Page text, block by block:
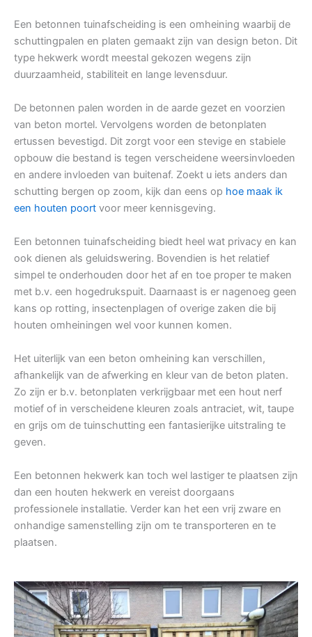
Een betonnen tuinafscheiding is een omheining waarbij de
schuttingpalen en platen gemaakt zijn van design beton. Dit
type hekwerk wordt meestal gekozen wegens zijn
duurzaamheid, stabiliteit en lange levensduur.
De betonnen palen worden in de aarde gezet en voorzien
van beton mortel. Vervolgens worden de betonplaten
ertussen bevestigd. Dit zorgt voor een stevige en stabiele
opbouw die bestand is tegen verscheidene weersinvloeden
en andere invloeden van buitenaf. Zoekt u iets anders dan
schutting bergen op zoom, kijk dan eens op hoe maak ik
een houten poort voor meer kennisgeving.
Een betonnen tuinafscheiding biedt heel wat privacy en kan
ook dienen als geluidswering. Bovendien is het relatief
simpel te onderhouden door het af en toe proper te maken
met b.v. een hogedrukspuit. Daarnaast is er nagenoeg geen
kans op rotting, insectenplagen of overige zaken die bij
houten omheiningen wel voor kunnen komen.
Het uiterlijk van een beton omheining kan verschillen,
afhankelijk van de afwerking en kleur van de beton platen.
Zo zijn er b.v. betonplaten verkrijgbaar met een hout nerf
motief of in verscheidene kleuren zoals antraciet, wit, taupe
en grijs om de tuinschutting een fantasierijke uitstraling te
geven.
Een betonnen hekwerk kan toch wel lastiger te plaatsen zijn
dan een houten hekwerk en vereist doorgaans
professionele installatie. Verder kan het een vrij zware en
onhandige samenstelling zijn om te transporteren en te
plaatsen.